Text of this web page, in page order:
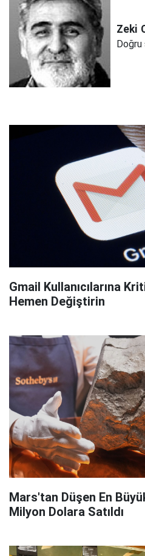
Zeki
Gmail Kullanıcılarına
Hemen Değiştirin
Mars'tan Düşen En
Milyon Dolara Satıldı